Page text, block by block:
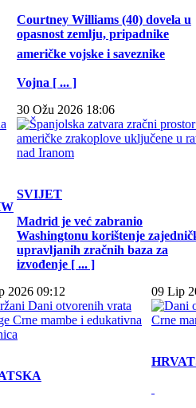
Courtney Williams (40) dovela u
opasnost zemlju, pripadnike
američke vojske i saveznike
Vojna [ ... ]
30 Ožu 2026 18:06
SVIJET
Madrid je već zabranio
Washingtonu korištenje
upravljanih zračnih baza za
izvođenje [ ... ]
2026 09:12 09 Lip